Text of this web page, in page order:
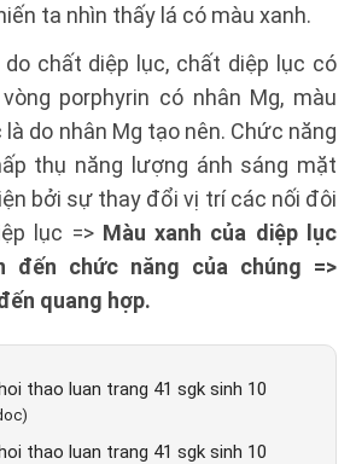
ta nhìn thấy lá có màu xanh.
do chất diệp lục, chất diệp lục có
porphyrin có nhân Mg, màu
do nhân Mg tạo nên. Chức năng
thụ năng lượng ánh sáng mặt
bởi sự thay đổi vị trí các nối đôi
lục => Màu xanh của diệp lục
đến chức năng của chúng =>
quang hợp.
thao luan trang 41 sgk sinh 10
thao luan trang 41 sgk sinh 10